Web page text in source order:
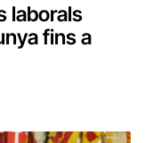
laborals
fins a